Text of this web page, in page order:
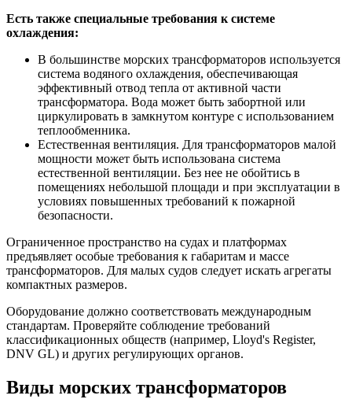
Есть также специальные требования к системе
охлаждения:
В большинстве морских трансформаторов используется
система водяного охлаждения, обеспечивающая
эффективный отвод тепла от активной части
трансформатора. Вода может быть забортной или
циркулировать в замкнутом контуре с использованием
теплообменника.
Естественная вентиляция. Для трансформаторов малой
мощности может быть использована система
естественной вентиляции. Без нее не обойтись в
помещениях небольшой площади и при эксплуатации в
условиях повышенных требований к пожарной
безопасности.
Ограниченное пространство на судах и платформах
предъявляет особые требования к габаритам и массе
трансформаторов. Для малых судов следует искать агрегаты
компактных размеров.
Оборудование должно соответствовать международным
стандартам. Проверяйте соблюдение требований
классификационных обществ (например, Lloyd's Register,
DNV GL) и других регулирующих органов.
Виды морских трансформаторов